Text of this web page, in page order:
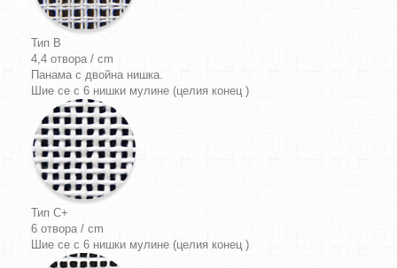
Тип B
4,4 отвора / cm
Панама с двойна нишка.
Шие се с 6 нишки мулине (целия конец )
Тип C+
6 отвора / cm
Шие се с 6 нишки мулине (целия конец )